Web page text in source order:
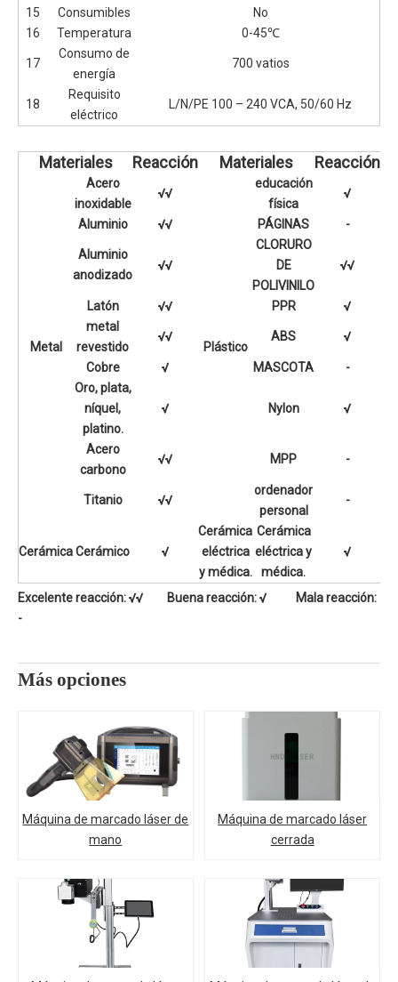
15 Consumibles
No
16
Temperatura 0-45℃
17
Consumo de
energía
700 vatios
18
Requisito
eléctrico
L/N/PE 100 – 240 VCA, 50/60 Hz
Materiales Reacción Materiales Reacción
Metal
Acero
inoxidable
√√
Plástico
educación
física
√
Aluminio √√ PÁGINAS -
Aluminio
anodizado
√√
CLORURO
DE
POLIVINILO
√√
Latón √√ PPR
√
metal
revestido
√√ ABS √
Cobre √ MASCOTA
-
Oro, plata,
níquel,
platino.
√ Nylon √
Acero
carbono
√√ MPP -
Titanio √√
ordenador
personal
-
CerámicaCerámico √
Cerámica
eléctrica
y médica.
Cerámica
eléctrica y
médica.
√
Excelente reacción: √√ Buena reacción: √ Mala reacción:
-
Más opciones
Máquina de marcado láser de
mano
Máquina de marcado láser
cerrada